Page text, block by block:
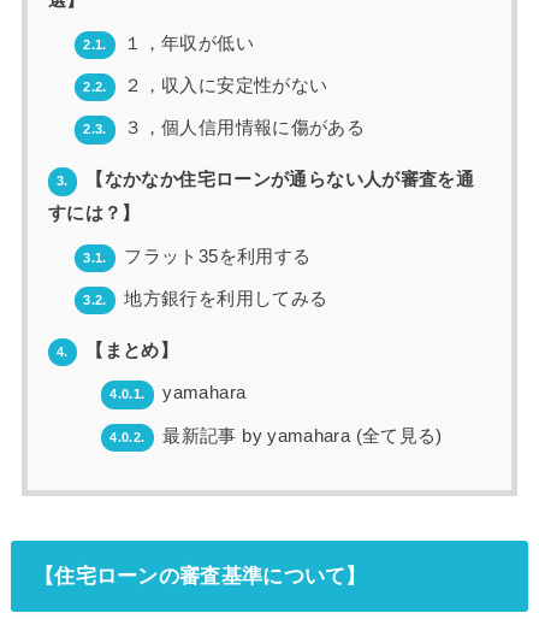
2.1. １，年収が低い
2.2. ２，収入に安定性がない
2.3. ３，個人信用情報に傷がある
3.
【なかなか住宅ローンが通らない人が審査を通
すには？】
3.1. フラット35を利用する
3.2. 地方銀行を利用してみる
4. 【まとめ】
4.0.1. yamahara
4.0.2. 最新記事 by yamahara (全て見る)
【住宅ローンの審査基準について】